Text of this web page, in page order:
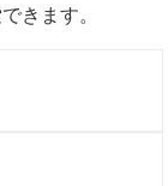
きます。